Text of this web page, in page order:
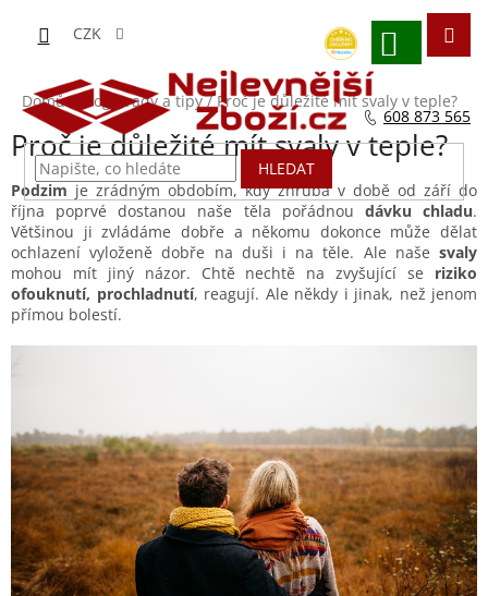
obsah
CZK
HLEDAT
NÁKUPNÍ
KOŠÍK
Domů / Blog - rady a tipy / Proč je důležité mít svaly v teple?
Proč je důležité mít svaly v teple?
Podzim je zrádným obdobím, kdy zhruba v době od září do
října poprvé dostanou naše těla pořádnou dávku chladu.
Většinou ji zvládáme dobře a někomu dokonce může dělat
ochlazení vyloženě dobře na duši i na těle. Ale naše svaly
mohou mít jiný názor. Chtě nechtě na zvyšující se riziko
ofouknutí, prochladnutí, reagují. Ale někdy i jinak, než jenom
přímou bolestí.
608 873 565